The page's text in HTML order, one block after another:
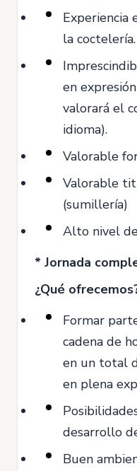
Experiencia
la coctelería.
en
valorará el
idioma).
Valorable
Valorable
(sumillería)
Alto nivel
* Jornada
¿Qué
Formar
cadena de
en un total
en plena
desarrollo
Buen